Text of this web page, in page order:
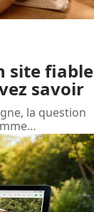
site fiable
savoir
la question
…